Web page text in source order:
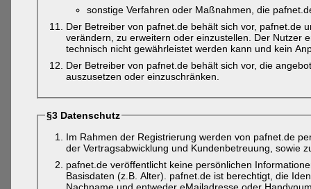
sonstige Verfahren oder Maßnahmen, die
Der Betreiber von pafnet.de behält sich vor, pafnet.de
verändern, zu erweitern oder einzustellen. Der Nutzer
technisch nicht gewährleistet werden kann und kein
Der Betreiber von pafnet.de behält sich vor, die
auszusetzen oder einzuschränken.
§3 Datenschutz
Im Rahmen der Registrierung werden von pafnet.de
der Vertragsabwicklung und Kundenbetreuung, sowie
pafnet.de veröffentlicht keine persönlichen
Basisdaten (z.B. Alter). pafnet.de ist berechtigt, die